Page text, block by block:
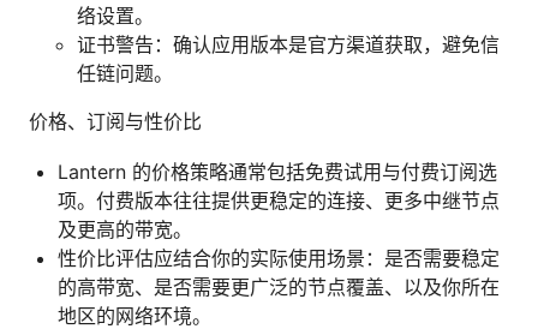
络设置。
证书警告：确认应用版本是官方渠道获取，避免信
任链问题。
价格、订阅与性价比
Lantern 的价格策略通常包括免费试用与付费订阅选
项。付费版本往往提供更稳定的连接、更多中继节点
及更高的带宽。
性价比评估应结合你的实际使用场景：是否需要稳定
的高带宽、是否需要更广泛的节点覆盖、以及你所在
地区的网络环境。